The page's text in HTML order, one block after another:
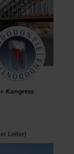
Kongress
Leiter)